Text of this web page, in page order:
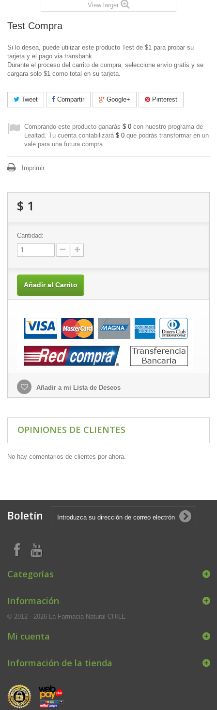
View larger
Test Compra
Si lo desea, puede utilizar este producto Test de $1 para probar su
tarjeta y el pago via transbank.
Durante el proceso del carrito de compra, seleccione envio gratis y se
cargara solo $1 como total en su tarjeta.
Tweet Compartir Google+ Pinterest
Comprando este producto ganarás $ 0 con nuestro programa de
Lealtad. Tu cuenta contabilizará $ 0 que podrás transformar en un
vale para una futura compra.
Imprimir
$ 1
Cantidad:
Añadir al Carrito
Añadir a mi Lista de Deseos
OPINIONES DE CLIENTES
No hay comentarios de clientes por ahora.
Boletín
Categorías
Información
© 2012 - 2026 La Farmacia Natural CHILE
Mi cuenta
Información de la tienda